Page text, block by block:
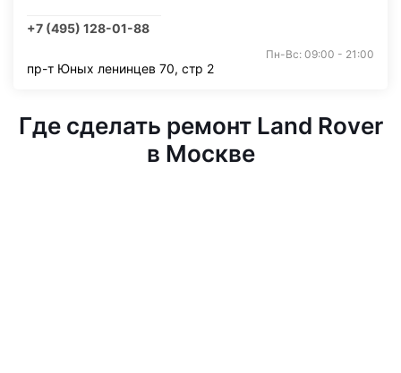
+7 (495) 128-01-88
Пн-Вс: 09:00 - 21:00
пр-т Юных ленинцев 70, стр 2
Где сделать ремонт Land Rover
в Москве